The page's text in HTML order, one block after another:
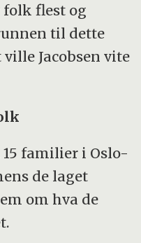
flest og
til dette
Jacobsen vite
familier i Oslo-
de laget
om hva de